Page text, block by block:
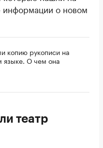
информации о новом
копию рукописи на
языке. О чем она
театр